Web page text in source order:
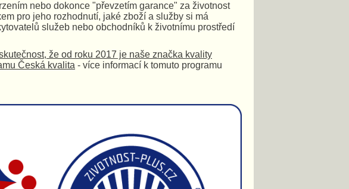
nebo dokonce "převzetím garance" za životnost
pro jeho rozhodnutí, jaké zboží a služby si má
služeb nebo obchodníků k životnímu prostředí
že od roku 2017 je naše značka kvality
Česká kvalita - více informací k tomuto programu